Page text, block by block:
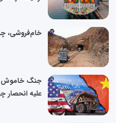
خام‌فروشی،
جنگ خاموش
علیه انحصار